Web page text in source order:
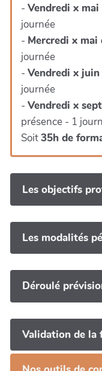
- Vendredi x
journée
- Mercredi x mai
journée
- Vendredi x
journée
- Vendredi x
présence - 1
Soit35h de
Les objectifs
Les modalités
Déroulé
Validation de la